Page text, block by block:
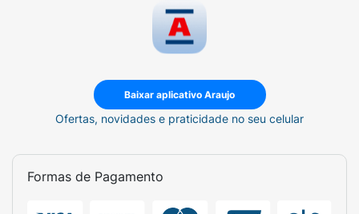
Baixar aplicativo Araujo
Ofertas, novidades e praticidade no seu celular
Formas de Pagamento